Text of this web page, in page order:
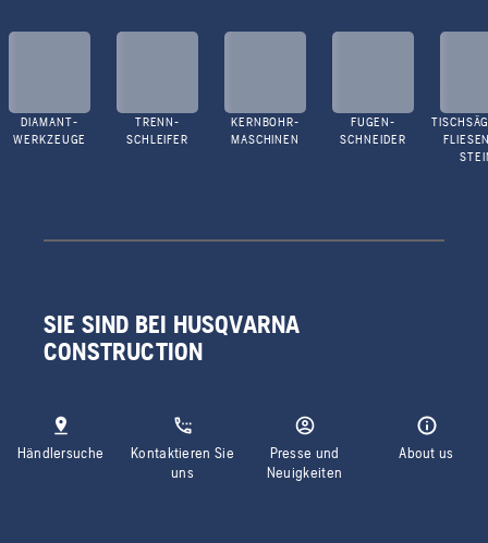
DIAMANT-
WERKZEUGE
TRENN-
SCHLEIFER
KERNBOHR-
MASCHINEN
FUGEN-
SCHNEIDER
SIE SIND BEI HUSQVARNA
CONSTRUCTION
Händlersuche
Kontaktieren Sie
uns
Presse und
Neuigkeiten
About us